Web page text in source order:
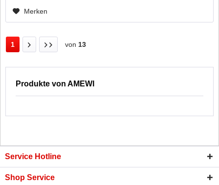
Merken
1 von 13
Produkte von AMEWI
Service Hotline
Shop Service